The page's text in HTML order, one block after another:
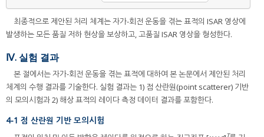
최종적으로 제안된 처리 체계는 자가-회전 운동을 겪는 표적의 ISAR 영상에
발생하는 모든 품질 저하 현상을 보상하고, 고품질 ISAR 영상을 형성한다.
Ⅳ. 실험 결과
본 절에서는 자가-회전 운동을 겪는 표적에 대하여 본 논문에서 제안된 처리
체계의 수행 결과를 기술한다. 실험 결과는 1) 점 산란원(point scatterer) 기반
의 모의시험과 2) 해상 표적의 레이다 측정 데이터 결과를 포함한다.
4-1 점 산란원 기반 모의시험
T